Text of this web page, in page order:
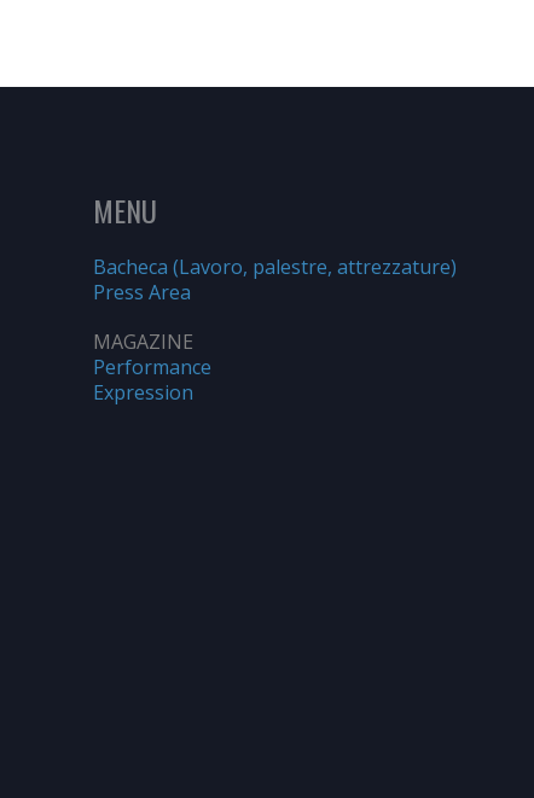
MENU
Bacheca (Lavoro, palestre, attrezzature)
Press Area
MAGAZINE
Performance
Expression